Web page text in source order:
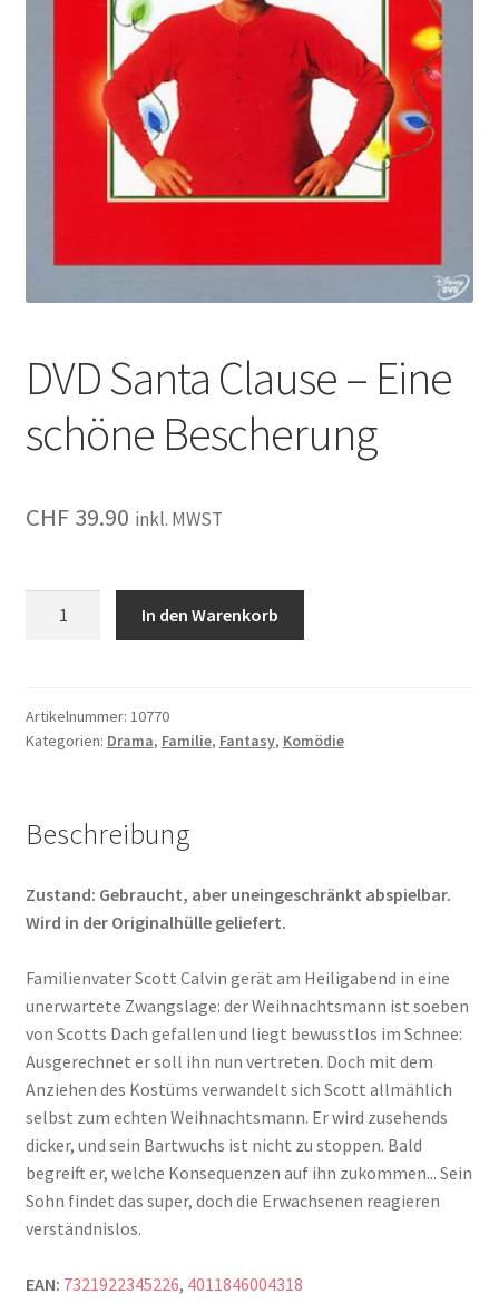
DVD Santa Clause – Eine
schöne Bescherung
CHF39.90 inkl. MWST
schöne
Bescherung
In den Warenkorb
Artikelnummer: 10770
Kategorien: Drama, Familie, Fantasy, Komödie
Beschreibung
Zustand: Gebraucht, aber uneingeschränkt abspielbar.
Wird in der Originalhülle geliefert.
Familienvater Scott Calvin gerät am Heiligabend in eine
unerwartete Zwangslage: der Weihnachtsmann ist soeben
von Scotts Dach gefallen und liegt bewusstlos im Schnee:
Ausgerechnet er soll ihn nun vertreten. Doch mit dem
Anziehen des Kostüms verwandelt sich Scott allmählich
selbst zum echten Weihnachtsmann. Er wird zusehends
dicker, und sein Bartwuchs ist nicht zu stoppen. Bald
begreift er, welche Konsequenzen auf ihn zukommen... Sein
Sohn findet das super, doch die Erwachsenen reagieren
verständnislos.
EAN: 7321922345226, 4011846004318